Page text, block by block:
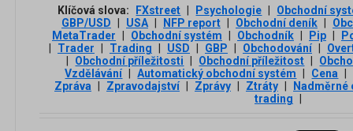
Klíčová slova: FXstreet Psychologie
Obchodní
GBP/USD
USA NFP report Obchodní deník
MetaTrader
Obchodní systém Obchodník Pip
Trader Trading USD GBP Obchodování
Obchodní příležitosti Obchodní příležitost
Vzdělávání
Automatický obchodní systém Cena
Zpráva
Zpravodajství Zprávy Ztráty
Nadměrné
trading